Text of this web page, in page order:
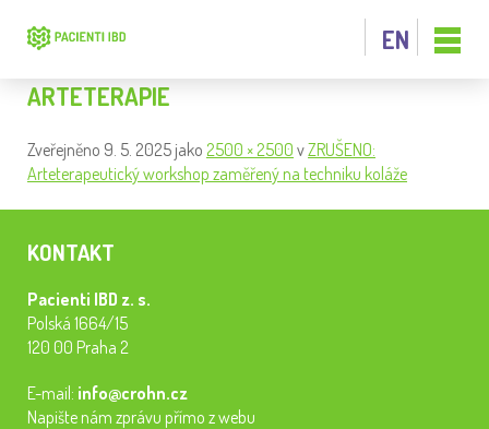
EN
ARTETERAPIE
Zveřejněno 9. 5. 2025 jako 2500 × 2500 vZRUŠENO:
Arteterapeutický workshop zaměřený na techniku koláže
KONTAKT
Pacienti IBD z. s.
Polská 1664/15
120 00 Praha 2
E-mail: info@crohn.cz
Napište nám zprávu přímo z webu